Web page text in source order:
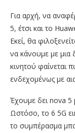
Για αρχή, να
5, έτσι και το
Εκεί, θα
να κάνουμε με μια
κινητού φαίνεται
ενδεχομένως με
Έχουμε δει nova 5
Ωστόσο, το 6 5G
το συμπέρασμα